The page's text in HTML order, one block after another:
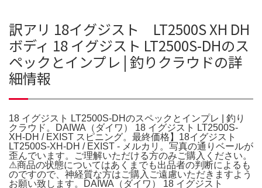
訳アリ 18イグジスト LT2500S XH DH
ボディ 18 イグジスト LT2500S-DHのス
ペックとインプレ | 釣りクラウドの詳
細情報
18 イグジスト LT2500S-DHのスペックとインプレ | 釣り
クラウド。DAIWA（ダイワ） 18 イグジスト LT2500S-
XH-DH / EXIST スピニング。最終価格】18イグジスト
LT2500S-XH-DH / EXIST - メルカリ。写真の通りベールが
歪んでいます。ご理解いただける方のみご購入ください。
⚠︎商品の状態についてはあくまでも出品者の判断によるも
のですので、神経質な方はご購入ご遠慮いただきますよう
お願い致します。DAIWA（ダイワ） 18 イグジスト